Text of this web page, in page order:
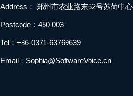
Address： 郑州市农业路东62号苏荷中心
Postcode：450 003
Tel：+86-0371-63769639
Email：Sophia@SoftwareVoice.cn